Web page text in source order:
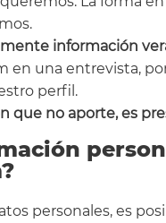
información
en una entrevista,
perfil.
que no aporte, es
personales, es